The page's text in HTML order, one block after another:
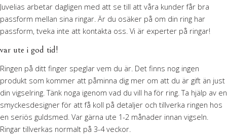
Juvelias arbetar dagligen med att se till att våra kunder får bra
passform mellan sina ringar. Är du osäker på om din ring har
passform, tveka inte att kontakta oss. Vi är experter på ringar!
var ute i god tid!
Ringen på ditt finger speglar vem du är. Det finns nog ingen
produkt som kommer att påminna dig mer om att du är gift än just
din vigselring. Tänk noga igenom vad du vill ha för ring. Ta hjälp av en
smyckesdesigner för att få koll på detaljer och tillverka ringen hos
en seriös guldsmed. Var gärna ute 1-2 månader innan vigseln.
Ringar tillverkas normalt på 3-4 veckor.